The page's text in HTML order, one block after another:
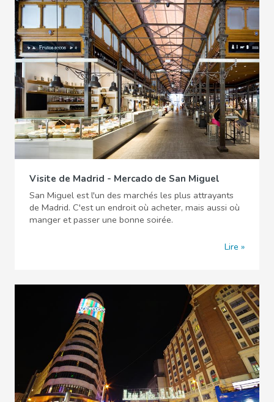
Visite de Madrid - Mercado de San Miguel
San Miguel est l'un des marchés les plus attrayants
de Madrid. C'est un endroit où acheter, mais aussi où
manger et passer une bonne soirée.
Lire